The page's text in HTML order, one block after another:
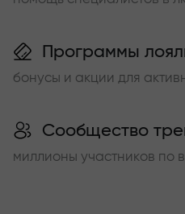
Программы
бонусы и акции для
Сообщество
миллионы участников по